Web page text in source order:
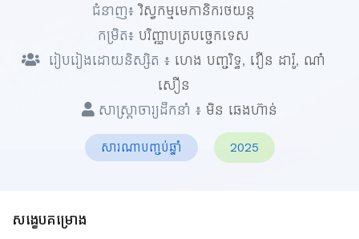
ជំនាញ៖វិស្វកម្មមេកានិករថយន្ត
កម្រិត៖ បរិញ្ញាបត្របច្ចេកទេស
រៀបរៀងដោយនិស្សិត ៖ ហេង បញ្ចរិទ្ធ, វឿន ដារ៉ូ, ណាំ
សឿន
សាស្ត្រាចារ្យដឹកនាំ ៖ មិន ឆេងហ៊ាន់
សារណាបញ្ចប់ឆ្នាំ 2025
សង្ខេបគម្រោង